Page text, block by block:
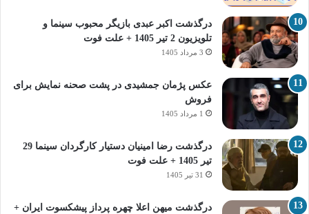
درگذشت اکبر عبدی بازیگر محبوب سینما و
تلویزیون 2 تیر 1405 + علت فوت
3 مرداد 1405
عکس پژمان جمشیدی در پشت صحنه نمایش برای
فروش
1 مرداد 1405
درگذشت رضا امینیان دستیار کارگردان سینما 29
تیر 1405 + علت فوت
31 تیر 1405
درگذشت میهن اعلا چهره پرداز پیشکسوت ایران +